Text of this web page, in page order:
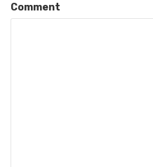
Comment